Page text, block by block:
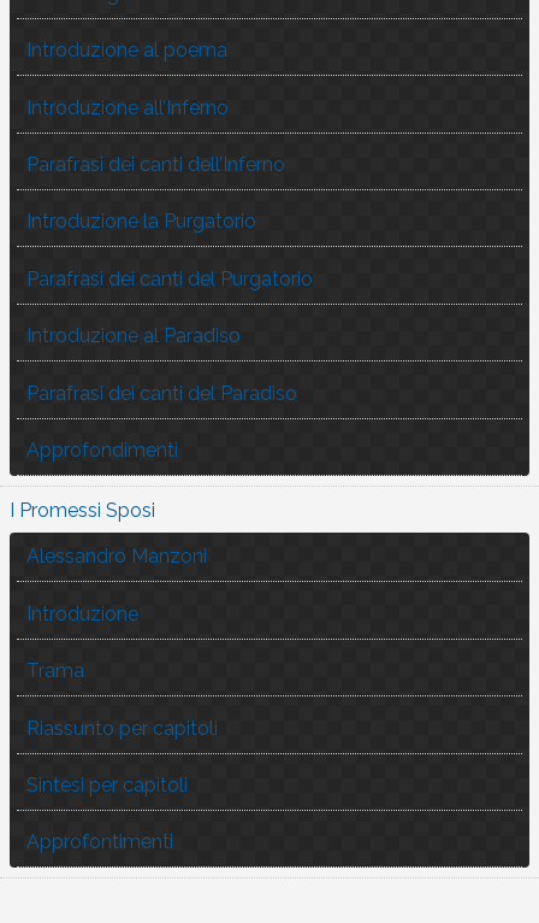
Introduzione al poema
Introduzione all’Inferno
Parafrasi dei canti dell’Inferno
Introduzione la Purgatorio
Parafrasi dei canti del Purgatorio
Introduzione al Paradiso
Parafrasi dei canti del Paradiso
Approfondimenti
I Promessi Sposi
Alessandro Manzoni
Introduzione
Trama
Riassunto per capitoli
Sintesi per capitoli
Approfontimenti